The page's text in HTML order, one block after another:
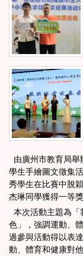
由廣州市教育局
學生手繪圖文徵集
秀學生在比賽中脫
杰琳同學獲得一等
本次活動主題為
色」，強調運動、
過參與活動得以表
動、體育和健康對